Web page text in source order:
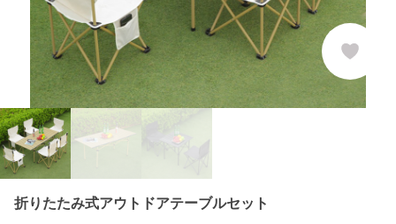
折りたたみ式アウトドアテーブルセット